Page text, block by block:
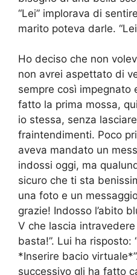
“Lei” implorava di
marito poteva darle.
Ho deciso che non
non avrei aspettato di
sempre così impegnato
fatto la prima mossa,
io stessa, senza
fraintendimenti. Poco
aveva mandato un
indossi oggi, ma
sicuro che ti sta
una foto e un
grazie! Indosso l’abito
V che lascia
basta!”. Lui ha risposto:
*Inserire bacio
successivo gli ha fatto